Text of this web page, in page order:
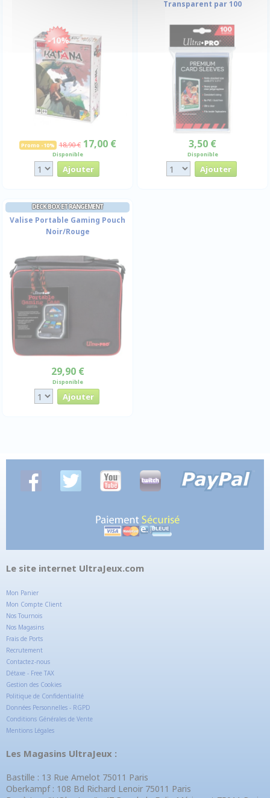
-10%
Promo -10% 18,90 € 17,00 €
Disponible
Transparent par 100
3,50 €
Disponible
DECK BOX ET RANGEMENT
Valise Portable Gaming Pouch
Noir/Rouge
29,90 €
Disponible
Le site internet UltraJeux.com
Mon Panier
Mon Compte Client
Nos Tournois
Nos Magasins
Frais de Ports
Recrutement
Contactez-nous
Détaxe - Free TAX
Gestion des Cookies
Politique de Confidentialité
Données Personnelles - RGPD
Conditions Générales de Vente
Mentions Légales
Les Magasins UltraJeux :
Bastille : 13 Rue Amelot 75011 Paris
Oberkampf : 108 Bd Richard Lenoir 75011 Paris